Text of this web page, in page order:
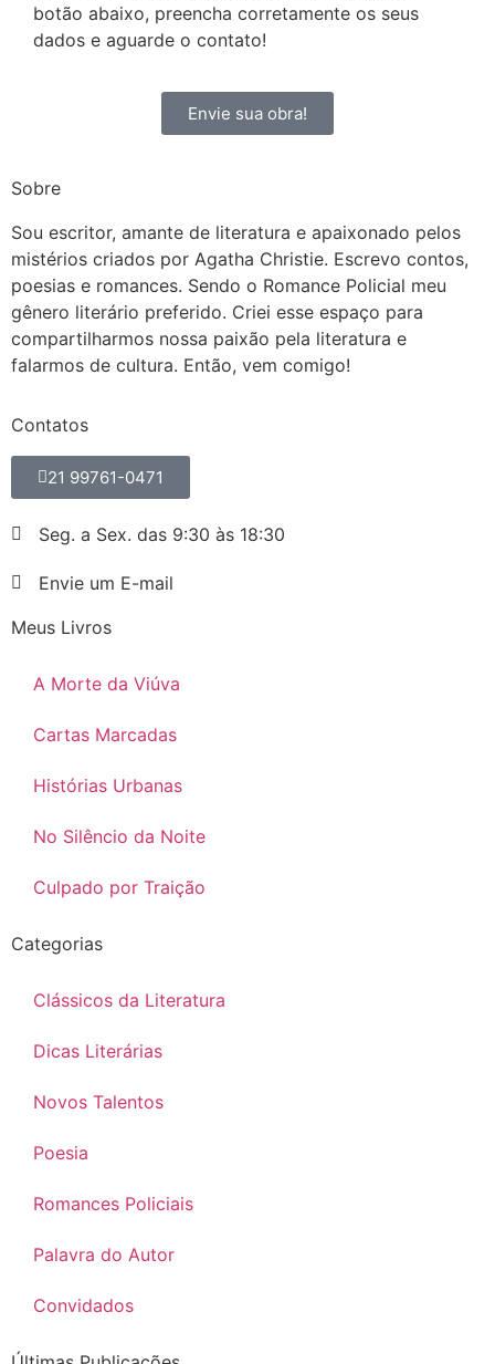
botão abaixo, preencha corretamente os seus
dados e aguarde o contato!
Envie sua obra!
Sobre
Sou escritor, amante de literatura e apaixonado pelos
mistérios criados por Agatha Christie. Escrevo contos,
poesias e romances. Sendo o Romance Policial meu
gênero literário preferido. Criei esse espaço para
compartilharmos nossa paixão pela literatura e
falarmos de cultura. Então, vem comigo!
Contatos
21 99761-0471
Seg. a Sex. das 9:30 às 18:30
Envie um E-mail
Meus Livros
A Morte da Viúva
Cartas Marcadas
Histórias Urbanas
No Silêncio da Noite
Culpado por Traição
Categorias
Clássicos da Literatura
Dicas Literárias
Novos Talentos
Poesia
Romances Policiais
Palavra do Autor
Convidados